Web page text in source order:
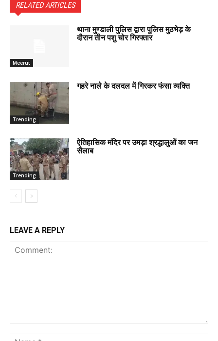
RELATED ARTICLES
Meerut
थाना मुण्डाली पुलिस द्वारा पुलिस मुठभेड़ के
दौरान तीन पशु चोर गिरफ्तार
Trending
गहरे नाले के दलदल में गिरकर फंसा व्यक्ति
Trending
ऐतिहासिक मंदिर पर उमड़ा श्रद्धालुओं का जन
सैलाब
LEAVE A REPLY